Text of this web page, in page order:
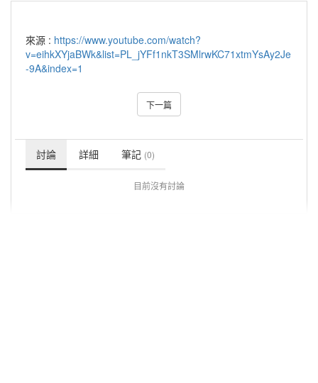
來源 : https://www.youtube.com/watch?
v=eihkXYjaBWk&list=PL_jYFf1nkT3SMlrwKC71xtmYsAy2Je
-9A&index=1
下一篇
討論 詳細 筆記 (0)
目前沒有討論